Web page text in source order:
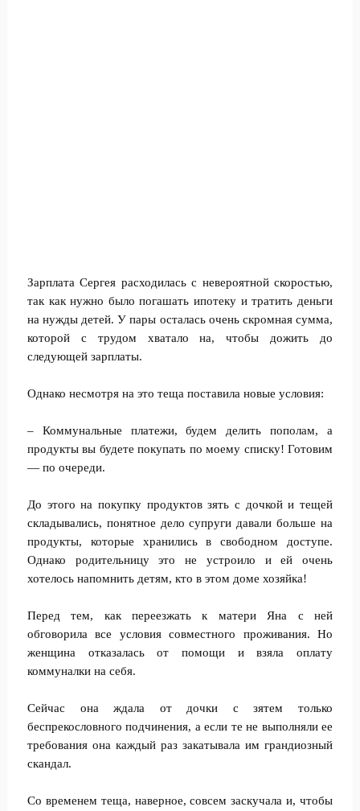
Зарплата Сергея расходилась с невероятной скоростью,
так как нужно было погашать ипотеку и тратить деньги
на нужды детей. У пары осталась очень скромная сумма,
которой с трудом хватало на, чтобы дожить до
следующей зарплаты.
Однако несмотря на это теща поставила новые условия:
– Коммунальные платежи, будем делить пополам, а
продукты вы будете покупать по моему списку! Готовим
— по очереди.
До этого на покупку продуктов зять с дочкой и тещей
складывались, понятное дело супруги давали больше на
продукты, которые хранились в свободном доступе.
Однако родительницу это не устроило и ей очень
хотелось напомнить детям, кто в этом доме хозяйка!
Перед тем, как переезжать к матери Яна с ней
обговорила все условия совместного проживания. Но
женщина отказалась от помощи и взяла оплату
коммуналки на себя.
Сейчас она ждала от дочки с зятем только
беспрекословного подчинения, а если те не выполняли ее
требования она каждый раз закатывала им грандиозный
скандал.
Со временем теща, наверное, совсем заскучала и, чтобы